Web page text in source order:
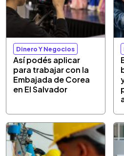
Dinero Y Negocios
Así podés aplicar
para trabajar con la
Embajada de Corea
en El Salvador